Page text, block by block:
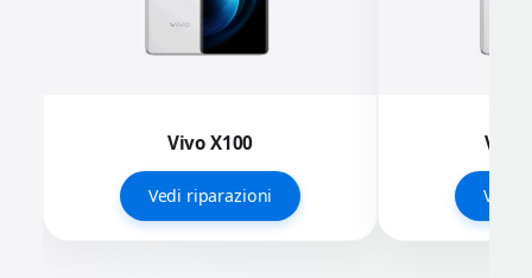
Vivo X100
Vedi riparazioni
Vivo
Vedi